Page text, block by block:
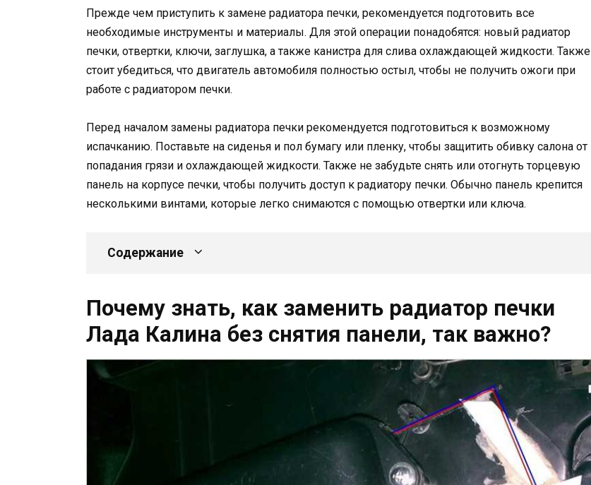
Прежде чем приступить к замене радиатора печки, рекомендуется подготовить все
необходимые инструменты и материалы. Для этой операции понадобятся: новый радиатор
печки, отвертки, ключи, заглушка, а также канистра для слива охлаждающей жидкости. Также
стоит убедиться, что двигатель автомобиля полностью остыл, чтобы не получить ожоги при
работе с радиатором печки.
Перед началом замены радиатора печки рекомендуется подготовиться к возможному
испачканию. Поставьте на сиденья и пол бумагу или пленку, чтобы защитить обивку салона от
попадания грязи и охлаждающей жидкости. Также не забудьте снять или отогнуть торцевую
панель на корпусе печки, чтобы получить доступ к радиатору печки. Обычно панель крепится
несколькими винтами, которые легко снимаются с помощью отвертки или ключа.
Содержание
Почему знать, как заменить радиатор печки
Лада Калина без снятия панели, так важно?